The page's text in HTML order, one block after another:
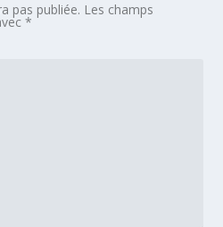
pas publiée. Les champs
*